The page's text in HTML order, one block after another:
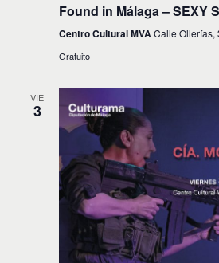
Found in Málaga – SEXY
Centro Cultural MVACalle Ollerías,
Gratuito
VIE
3